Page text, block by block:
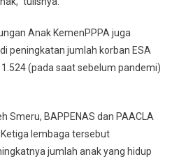
Anak KemenPPPA juga
peningkatan jumlah korban ESA
(pada saat sebelum pandemi)
Smeru, BAPPENAS dan PAACLA
lembaga tersebut
jumlah anak yang hidup